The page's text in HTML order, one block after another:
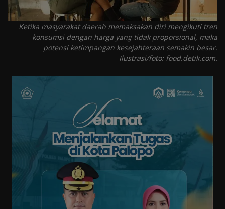
Tren
Ketika masyarakat daerah memaksakan diri mengikuti tren
konsumsi dengan harga yang tidak proporsional, maka
potensi ketimpangan kesejahteraan semakin besar.
Ilustrasi/foto: food.detik.com.